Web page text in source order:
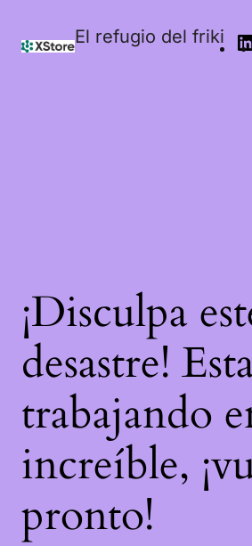
El refugio del friki
¡Disculpa
desastre!
trabajando
increíble,
pronto!